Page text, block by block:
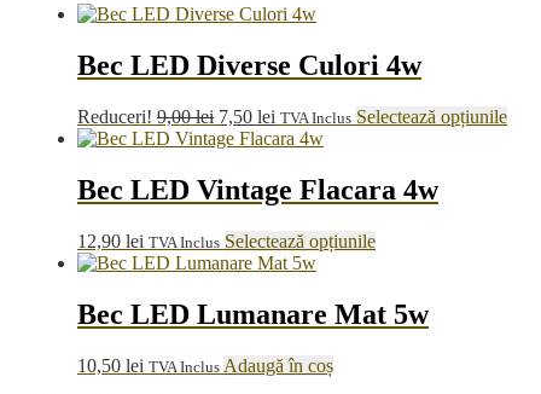
Bec LED Diverse Culori 4w
Reduceri! 9,00lei Prețul
inițial
fost:
9,00 lei.
7,50 lei Prețul
curent
7,50 lei.
TVA Inclus Selectează opțiunile
Bec LED Vintage Flacara 4w
12,90 lei TVA Inclus Selectează opțiunileAcest
mai
multe
Bec LED Lumanare Mat 5w
10,50 lei TVA Inclus Adaugă în coș